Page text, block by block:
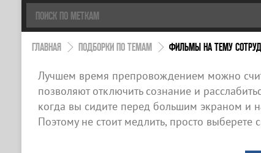
ГЛАВНАЯ ПОДБОРКИ ПО ТЕМАМ ФИЛЬМЫ НА ТЕМУ
Лучшем время препровождением можно
позволяют отключить сознание и
когда вы сидите перед большим экраном и
Поэтому не стоит медлить, просто